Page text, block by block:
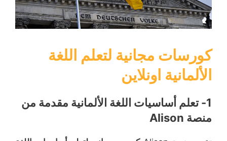
كورسات مجانية لتعلم اللغة
الألمانية اونلاين
1- تعلم أساسيات اللغة الألمانية مقدمة من
منصة Alison